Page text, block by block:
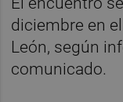
diciembre en
León, según
comunicado.